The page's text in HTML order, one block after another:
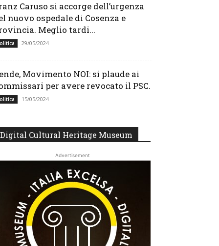
Caruso si accorge dell’urgenza
nuovo ospedale di Cosenza e
Meglio tardi...
29/05/2024
Movimento NOI: si plaude ai
per avere revocato il PSC.
15/05/2024
Digital Cultural Heritage Museum
Advertisement